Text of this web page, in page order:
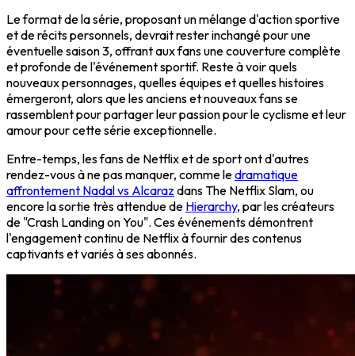
Le format de la série, proposant un mélange d'action sportive
et de récits personnels, devrait rester inchangé pour une
éventuelle saison 3, offrant aux fans une couverture complète
et profonde de l'événement sportif. Reste à voir quels
nouveaux personnages, quelles équipes et quelles histoires
émergeront, alors que les anciens et nouveaux fans se
rassemblent pour partager leur passion pour le cyclisme et leur
amour pour cette série exceptionnelle.
Entre-temps, les fans de Netflix et de sport ont d'autres
rendez-vous à ne pas manquer, comme ledramatique
affrontement Nadal vs Alcaraz dans The Netflix Slam, ou
encore la sortie très attendue de Hierarchy, par les créateurs
de "Crash Landing on You". Ces événements démontrent
l'engagement continu de Netflix à fournir des contenus
captivants et variés à ses abonnés.